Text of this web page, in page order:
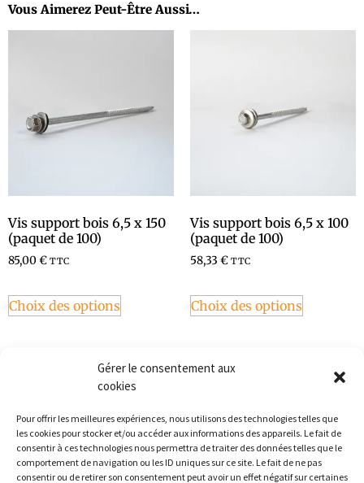
Gérer le consentement aux
cookies
Pour offrir les meilleures expériences, nous utilisons des technologies telles que
les cookies pour stocker et/ou accéder aux informations des appareils. Le fait de
consentir à ces technologies nous permettra de traiter des données telles que le
comportement de navigation ou les ID uniques sur ce site. Le fait de ne pas
consentir ou de retirer son consentement peut avoir un effet négatif sur certaines
Vous Aimerez Peut-Être Aussi…
Vis support bois 6,5 x 150
(paquet de 100)
85,00€ TTC
Choix des options
Vis support bois 6,5 x 100
(paquet de 100)
58,33 € TTC
Choix des options